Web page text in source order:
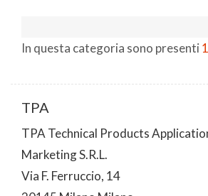
In questa categoria sono presenti
TPA
TPA Technical Products
Marketing S.R.L.
Via F. Ferruccio, 14